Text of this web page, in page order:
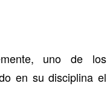
uno de los
en su disciplina el